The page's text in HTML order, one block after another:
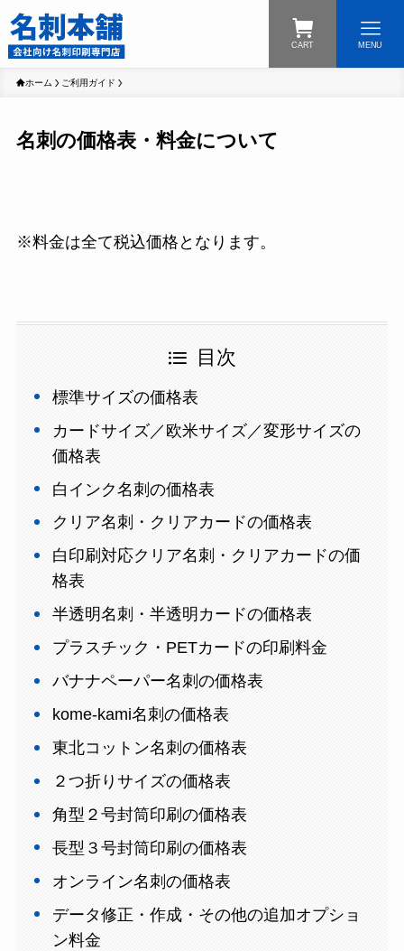
CART MENU
ホーム ご利用ガイド
名刺の価格表・料金について
※料金は全て税込価格となります。
目次
標準サイズの価格表
カードサイズ／欧米サイズ／変形サイズの
価格表
白インク名刺の価格表
クリア名刺・クリアカードの価格表
白印刷対応クリア名刺・クリアカードの価
格表
半透明名刺・半透明カードの価格表
プラスチック・PETカードの印刷料金
バナナペーパー名刺の価格表
kome-kami名刺の価格表
東北コットン名刺の価格表
２つ折りサイズの価格表
角型２号封筒印刷の価格表
長型３号封筒印刷の価格表
オンライン名刺の価格表
データ修正・作成・その他の追加オプショ
ン料金